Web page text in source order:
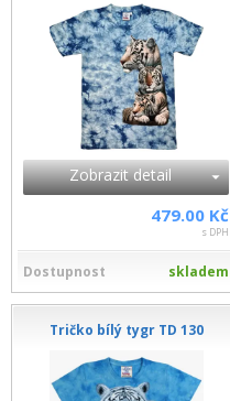
Zobrazit detail
479.00 Kč
s DPH
Dostupnost skladem
Tričko bílý tygr TD 130